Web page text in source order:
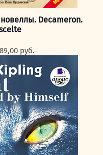
Decameron.
руб..
руб.
189,00 руб..